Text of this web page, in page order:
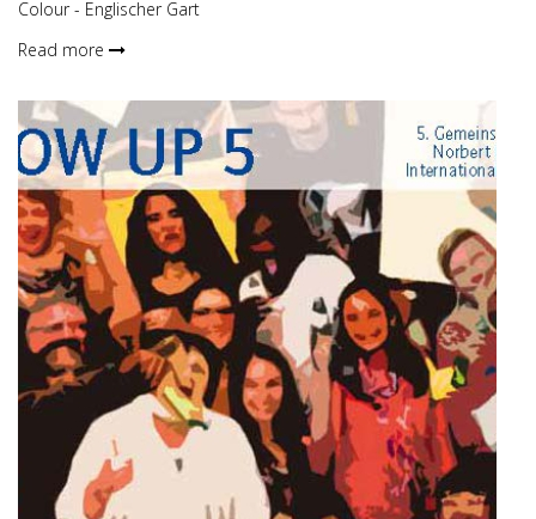
Colour - Englischer Gart
Read more